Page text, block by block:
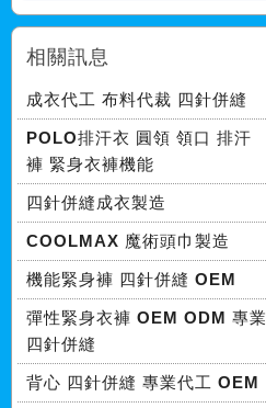
相關訊息
成衣代工 布料代裁 四針併縫
POLO排汗衣 圓領 領口 排汗
褲 緊身衣褲機能
四針併縫成衣製造
COOLMAX 魔術頭巾製造
機能緊身褲 四針併縫 OEM
彈性緊身衣褲 OEM ODM 專業
四針併縫
背心 四針併縫 專業代工 OEM